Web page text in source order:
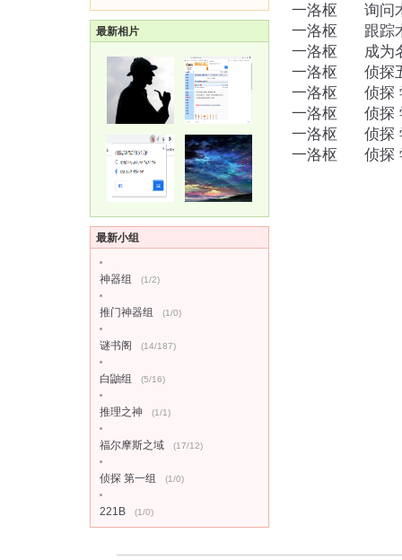
最新相片
最新小组
神器组 (1/2)
推门神器组 (1/0)
谜书阁 (14/187)
白鼬组 (5/16)
推理之神 (1/1)
福尔摩斯之域 (17/12)
侦探 第一组 (1/0)
221B (1/0)
一洛枢
询问
一洛枢
跟踪
一洛枢
成为
一洛枢
侦探
一洛枢
侦探
一洛枢
侦探
一洛枢
侦探
一洛枢
侦探